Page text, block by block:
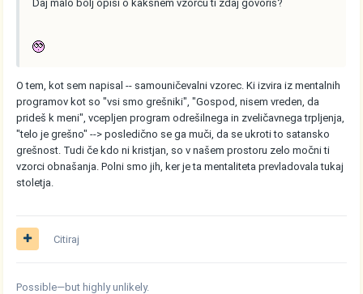
Daj malo bolj opiši o kakšnem vzorcu ti zdaj govoriš?
O tem, kot sem napisal -- samouničevalni vzorec. Ki izvira iz mentalnih
programov kot so "vsi smo grešniki", "Gospod, nisem vreden, da
prideš k meni", vcepljen program odrešilnega in zveličavnega trpljenja,
"telo je grešno" --> posledično se ga muči, da se ukroti to satansko
grešnost. Tudi če kdo ni kristjan, so v našem prostoru zelo močni ti
vzorci obnašanja. Polni smo jih, ker je ta mentaliteta prevladovala tukaj
stoletja.
Citiraj
Possible—but highly unlikely.